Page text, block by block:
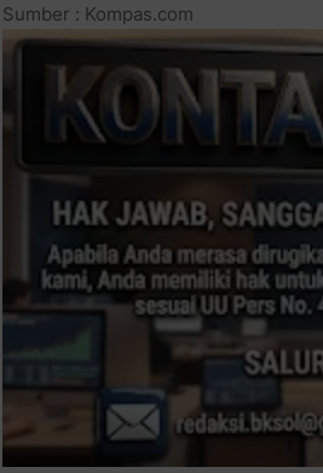
Sumber : Kompas.com